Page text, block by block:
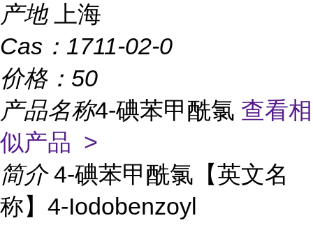
产地
上海
Cas： 1711-02-0
价格： 50
产品名称4-碘苯甲酰氯 查看相
似产品 >
简介 4-碘苯甲酰氯【英文名
称】4-Iodobenzoyl